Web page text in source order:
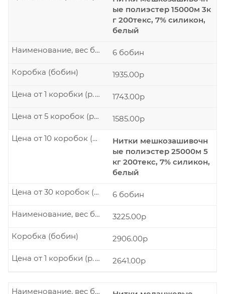
ые полиэстер 15000м 3к
г 200текс, 7% силикон,
белый
6 бобин
Наименование, вес бобины
1935.00р
Коробка (бобин)
1743.00р
Цена от 1 коробки (р./шт.)
1585.00р
Цена от 5 коробок (р./шт.)
Нитки мешкозашивочн
ые полиэстер 25000м 5
кг 200текс, 7% силикон,
белый
Цена от 10 коробок (р./шт.)
6 бобин
Цена от 30 коробок (р./шт.)
3225.00р
Наименование, вес бобины
2906.00р
Коробка (бобин)
2641.00р
Цена от 1 коробки (р./шт.)
Наименование, вес бобины